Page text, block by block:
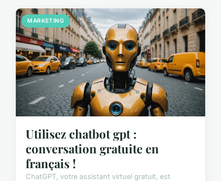
MARKETING
Utilisez chatbot gpt :
conversation gratuite en
français !
ChatGPT, votre assistant virtuel gratuit, est